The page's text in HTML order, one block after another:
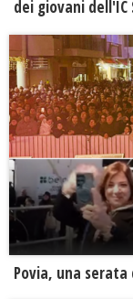
dei giovani dell'IC
Povia, una